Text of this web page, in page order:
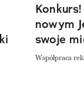
nowym
swoje
Współpraca